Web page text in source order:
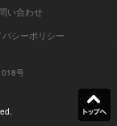
い合わせ
バシーポリシー
号